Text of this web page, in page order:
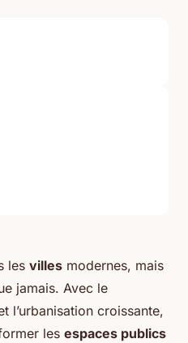
les villes modernes, mais
jamais. Avec le
l’urbanisation croissante,
les espaces publics